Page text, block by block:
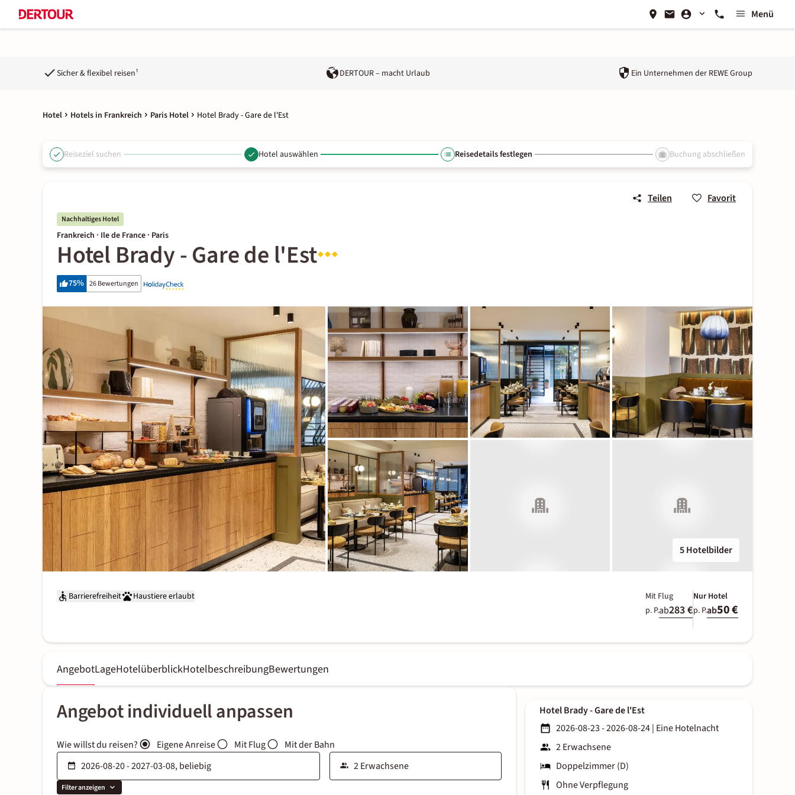
Menü
Sicher & flexibel reisen¹ DERTOUR – macht Urlaub Ein Unternehmen der REWE Group
Hotel Hotels in Frankreich Paris Hotel Hotel Brady - Gare de l'Est
Reiseziel suchen Hotel auswählen Reisedetails festlegen Buchung abschließen
Teilen Favorit
Nachhaltiges Hotel
Frankreich · Ile de France · Paris
Hotel Brady - Gare de l'Est
75% 26 Bewertungen
5 Hotelbilder
Barrierefreiheit Haustiere erlaubt
Mit Flug
p. P.ab283 €
Nur Hotel
p. P.ab50 €
AngebotLageHotelüberblickHotelbeschreibungBewertungen
Angebot individuell anpassen
Wie willst du reisen? Eigene Anreise Mit Flug Mit der Bahn
Filter anzeigen
Hotel Brady - Gare de l'Est
2026-08-23 - 2026-08-24| Eine Hotelnacht
2 Erwachsene
Doppelzimmer (D)
Ohne Verpflegung